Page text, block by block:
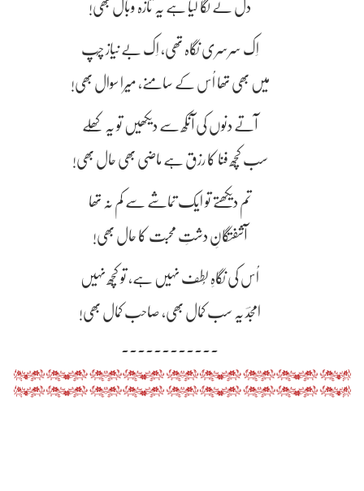
دل نے لگا لیا ہے یہ تازہ وبال بھی!
اِک سرسری نگاہ تھی، اِک بے نیاز چُپ
میں بھی تھا اُس کے سامنے، میرا سوال بھی!
آتے دنوں کی آنکھ سے دیکھیں تو یہ کھُلے
سب کچھ فنا کا رزق ہے ماضی بھی حال بھی!
تم دیکھتے تو ایک تماشے سے کم نہ تھا
آشفتگانِ دشتِ محبت کا حال بھی!
اُس کی نگاہِ لُطف نہیں ہے، تو کچھ نہیں
امجدؔ یہ سب کمال بھی، صاحب کمال بھی!